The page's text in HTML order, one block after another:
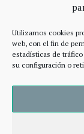
Utilizamos cookies
web, con el fin de
estadísticas de
su configuración o